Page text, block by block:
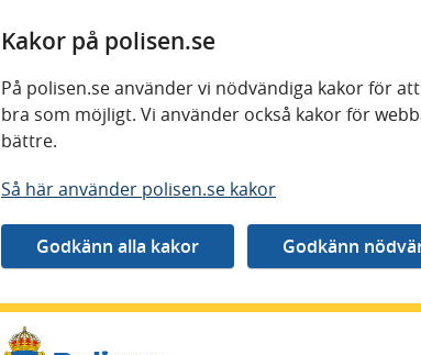
Kakor på polisen.se
På polisen.se använder vi nödvändiga kakor för
bra som möjligt. Vi använder också kakor för
bättre.
Så här använder polisen.se kakor